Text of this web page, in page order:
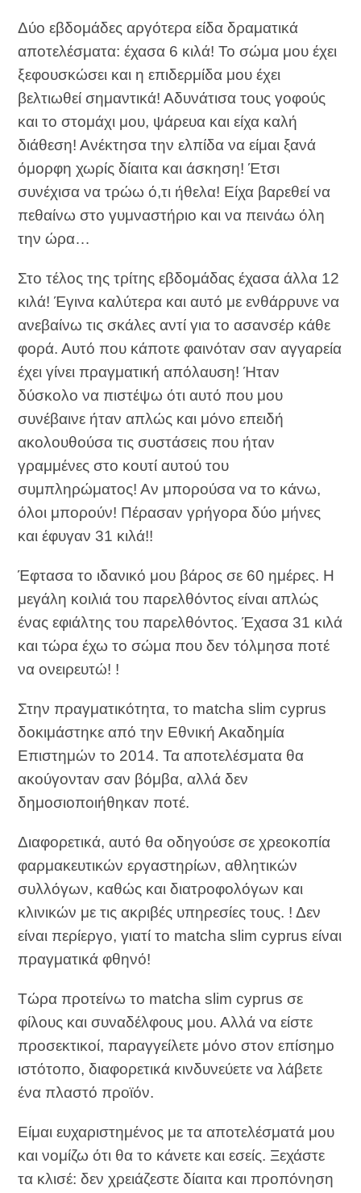
Δύο εβδομάδες αργότερα είδα δραματικά
αποτελέσματα: έχασα 6 κιλά! Το σώμα μου έχει
ξεφουσκώσει και η επιδερμίδα μου έχει
βελτιωθεί σημαντικά! Αδυνάτισα τους γοφούς
και το στομάχι μου, ψάρευα και είχα καλή
διάθεση! Ανέκτησα την ελπίδα να είμαι ξανά
όμορφη χωρίς δίαιτα και άσκηση! Έτσι
συνέχισα να τρώω ό,τι ήθελα! Είχα βαρεθεί να
πεθαίνω στο γυμναστήριο και να πεινάω όλη
την ώρα…
Στο τέλος της τρίτης εβδομάδας έχασα άλλα 12
κιλά! Έγινα καλύτερα και αυτό με ενθάρρυνε να
ανεβαίνω τις σκάλες αντί για το ασανσέρ κάθε
φορά. Αυτό που κάποτε φαινόταν σαν αγγαρεία
έχει γίνει πραγματική απόλαυση! Ήταν
δύσκολο να πιστέψω ότι αυτό που μου
συνέβαινε ήταν απλώς και μόνο επειδή
ακολουθούσα τις συστάσεις που ήταν
γραμμένες στο κουτί αυτού του
συμπληρώματος! Αν μπορούσα να το κάνω,
όλοι μπορούν! Πέρασαν γρήγορα δύο μήνες
και έφυγαν 31 κιλά!!
Έφτασα το ιδανικό μου βάρος σε 60 ημέρες. Η
μεγάλη κοιλιά του παρελθόντος είναι απλώς
ένας εφιάλτης του παρελθόντος. Έχασα 31 κιλά
και τώρα έχω το σώμα που δεν τόλμησα ποτέ
να ονειρευτώ! !
Στην πραγματικότητα, το matcha slim cyprus
δοκιμάστηκε από την Εθνική Ακαδημία
Επιστημών το 2014. Τα αποτελέσματα θα
ακούγονταν σαν βόμβα, αλλά δεν
δημοσιοποιήθηκαν ποτέ.
Διαφορετικά, αυτό θα οδηγούσε σε χρεοκοπία
φαρμακευτικών εργαστηρίων, αθλητικών
συλλόγων, καθώς και διατροφολόγων και
κλινικών με τις ακριβές υπηρεσίες τους. ! Δεν
είναι περίεργο, γιατί το matcha slim cyprus είναι
πραγματικά φθηνό!
Τώρα προτείνω το matcha slim cyprus σε
φίλους και συναδέλφους μου. Αλλά να είστε
προσεκτικοί, παραγγείλετε μόνο στον επίσημο
ιστότοπο, διαφορετικά κινδυνεύετε να λάβετε
ένα πλαστό προϊόν.
Είμαι ευχαριστημένος με τα αποτελέσματά μου
και νομίζω ότι θα το κάνετε και εσείς. Ξεχάστε
τα κλισέ: δεν χρειάζεστε δίαιτα και προπόνηση